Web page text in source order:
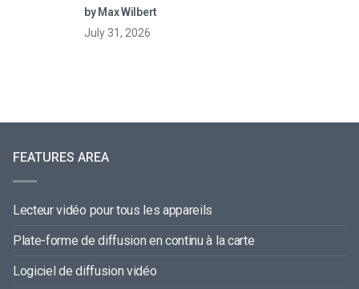
by Max Wilbert
July 31, 2026
FEATURES AREA
Lecteur vidéo pour tous les appareils
Plate-forme de diffusion en continu à la carte
Logiciel de diffusion vidéo